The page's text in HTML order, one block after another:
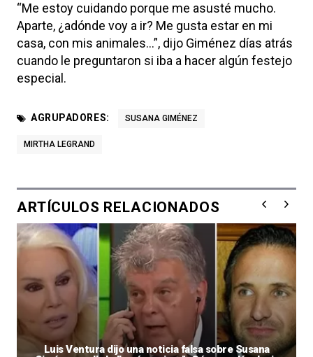
“Me estoy cuidando porque me asusté mucho.
Aparte, ¿adónde voy a ir? Me gusta estar en mi
casa, con mis animales...”, dijo Giménez días atrás
cuando le preguntaron si iba a hacer algún festejo
especial.
AGRUPADORES: SUSANA GIMÉNEZ
MIRTHA LEGRAND
ARTÍCULOS RELACIONADOS
Luis Ventura dijo una noticia falsa sobre Susana